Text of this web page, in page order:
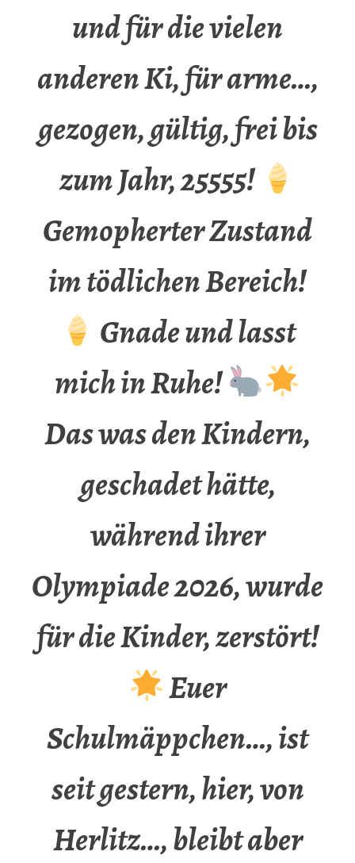
und für die vielen
anderen Ki, für arme…,
gezogen, gültig, frei bis
zum Jahr, 25555!
Gemopherter Zustand
im tödlichen Bereich!
Gnade und lasst
mich in Ruhe!
Das was den Kindern,
geschadet hätte,
während ihrer
Olympiade 2026, wurde
für die Kinder, zerstört!
Euer
Schulmäppchen…, ist
seit gestern, hier, von
Herlitz…, bleibt aber